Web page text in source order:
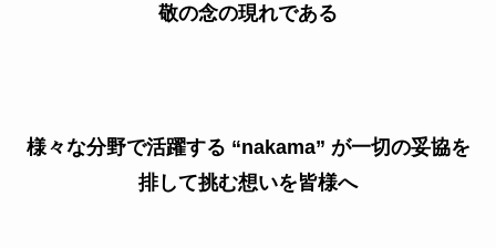
敬の念の現れである
様々な分野で活躍する “nakama” が一切の妥協を
排して挑む想いを皆様へ